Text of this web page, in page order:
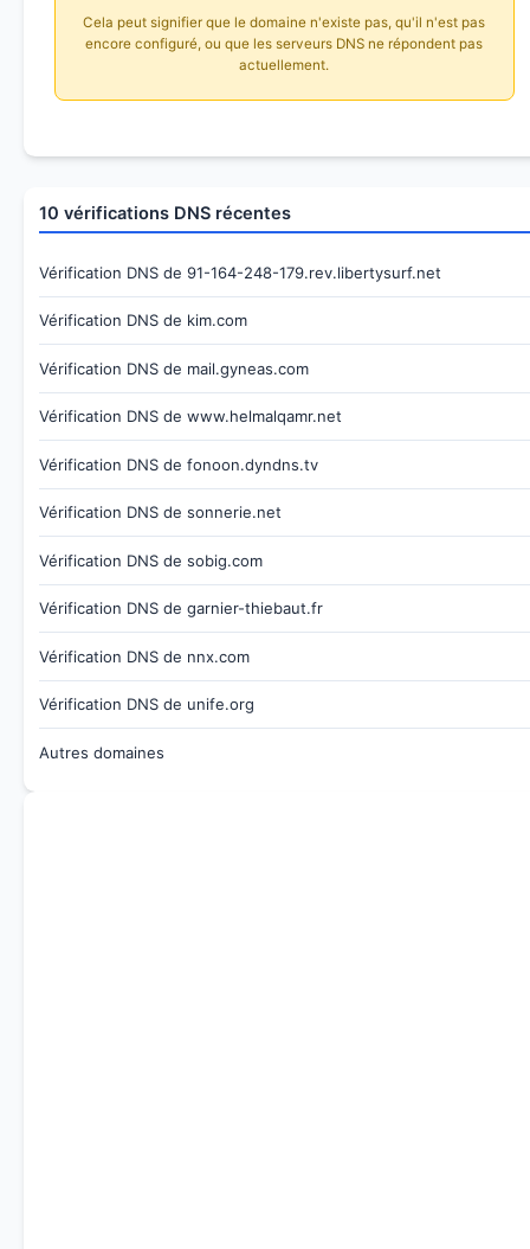
Cela peut signifier que le domaine n'existe pas, qu'il n'est pas
encore configuré, ou que les serveurs DNS ne répondent pas
actuellement.
10 vérifications DNS récentes
Vérification DNS de 91-164-248-179.rev.libertysurf.net
Vérification DNS de kim.com
Vérification DNS de mail.gyneas.com
Vérification DNS de www.helmalqamr.net
Vérification DNS de fonoon.dyndns.tv
Vérification DNS de sonnerie.net
Vérification DNS de sobig.com
Vérification DNS de garnier-thiebaut.fr
Vérification DNS de nnx.com
Vérification DNS de unife.org
Autres domaines